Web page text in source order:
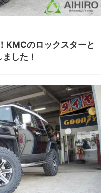
KMCのロックスターと
した！